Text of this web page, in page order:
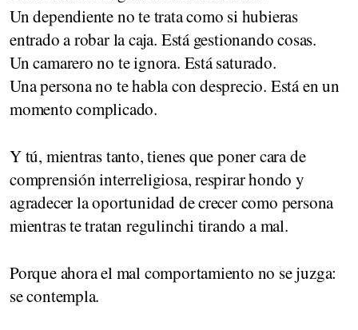
Un dependiente no te trata como si hubieras
entrado a robar la caja. Está gestionando cosas.
Un camarero no te ignora. Está saturado.
Una persona no te habla con desprecio. Está en un
momento complicado.
Y tú, mientras tanto, tienes que poner cara de
comprensión interreligiosa, respirar hondo y
agradecer la oportunidad de crecer como persona
mientras te tratan regulinchi tirando a mal.
Porque ahora el mal comportamiento no se juzga:
se contempla.